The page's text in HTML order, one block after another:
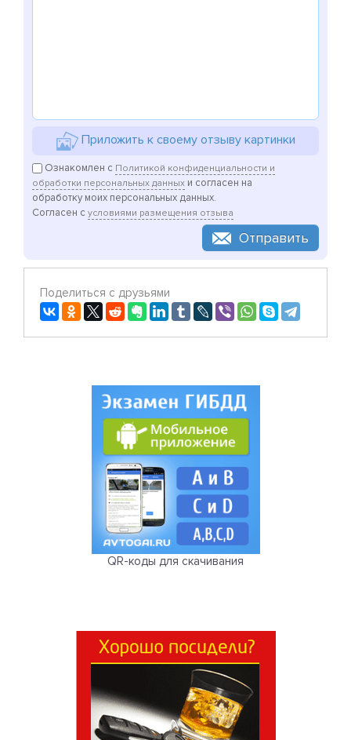
Приложить к своему отзыву картинки
Ознакомлен с Политикой конфиденциальности и
обработки персональных данных и согласен на
обработку моих персональных данных.
Согласен с условиями размещения отзыва
Отправить
Поделиться с друзьями
QR-коды для скачивания